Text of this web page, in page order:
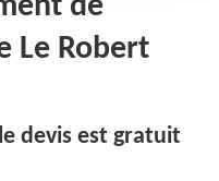
de
Le Robert
devis est gratuit